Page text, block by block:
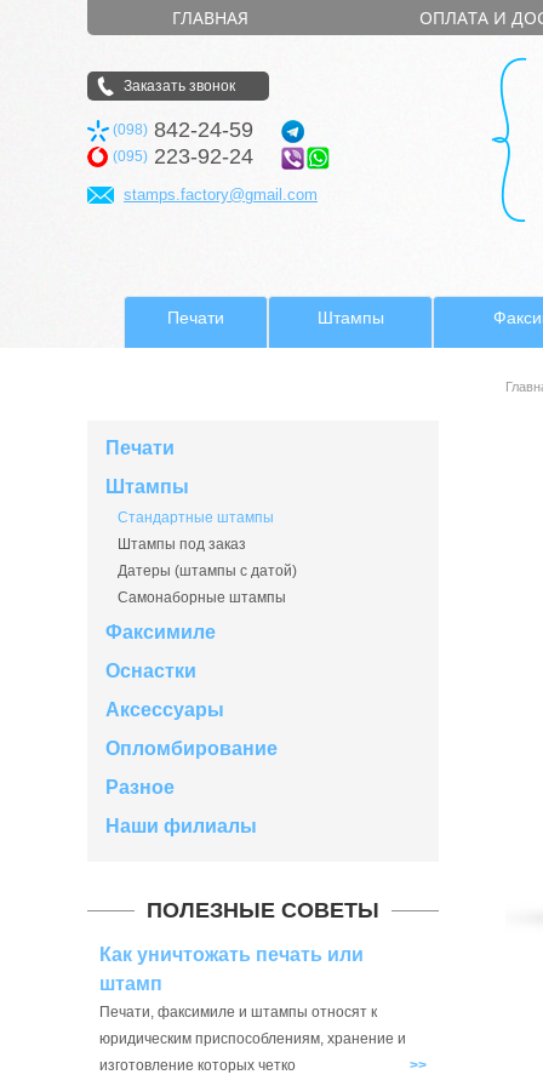
ГЛАВНАЯ ОПЛАТА И
Заказать звонок
(098) 842-24-59
(095) 223-92-24
stamps.factory@gmail.com
Печати Штампы
Печати
Штампы
Стандартные штампы
Штампы под заказ
Датеры (штампы с датой)
Самонаборные штампы
Факсимиле
Оснастки
Аксессуары
Опломбирование
Разное
Наши филиалы
ПОЛЕЗНЫЕ СОВЕТЫ
Как уничтожать печать или
штамп
Печати, факсимиле и штампы относят к
юридическим приспособлениям, хранение и
изготовление которых четко
>>